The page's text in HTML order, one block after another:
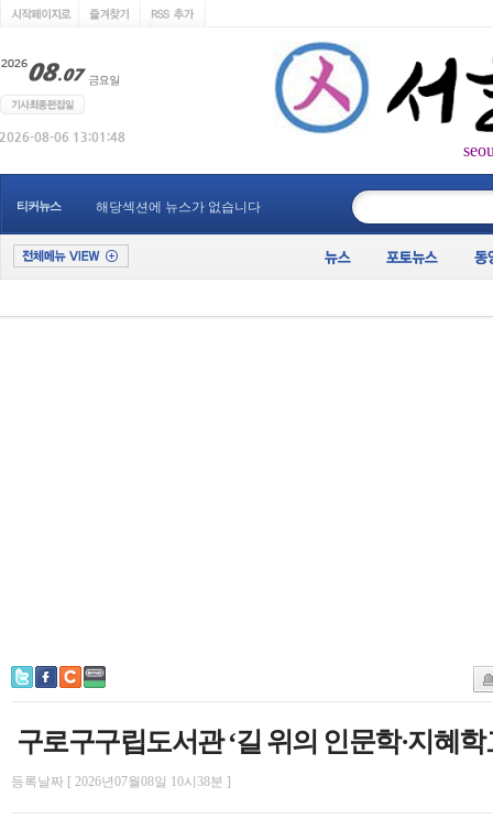
티커뉴스 해당섹션에 뉴스가 없습니다
구로구구립도서관 ‘길 위의 인문학·지혜
등록날짜 [ 2026년07월08일 10시38분 ]